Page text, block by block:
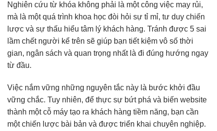
Nghiên cứu từ khóa không phải là một công việc may rủi,
mà là một quá trình khoa học đòi hỏi sự tỉ mỉ, tư duy chiến
lược và sự thấu hiểu tâm lý khách hàng. Tránh được 5 sai
lầm chết người kể trên sẽ giúp bạn tiết kiệm vô số thời
gian, ngân sách và quan trọng nhất là đi đúng hướng ngay
từ đầu.
Việc nắm vững những nguyên tắc này là bước khởi đầu
vững chắc. Tuy nhiên, để thực sự bứt phá và biến website
thành một cỗ máy tạo ra khách hàng tiềm năng, bạn cần
một chiến lược bài bản và được triển khai chuyên nghiệp.